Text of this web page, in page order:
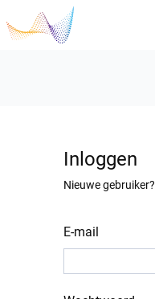
Inloggen
Nieuwe gebruiker?
E-mail